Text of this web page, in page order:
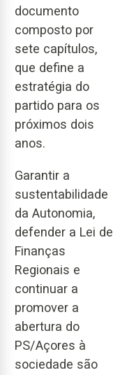
documento
composto por
sete capítulos,
que define a
estratégia do
partido para os
próximos dois
anos.
Garantir a
sustentabilidade
da Autonomia,
defender a Lei de
Finanças
Regionais e
continuar a
promover a
abertura do
PS/Açores à
sociedade são